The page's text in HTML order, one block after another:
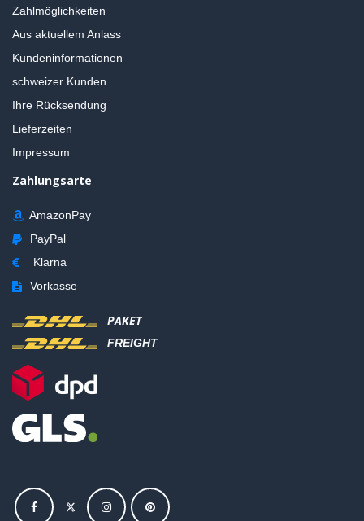
Zahlmöglichkeiten
Aus aktuellem Anlass
Kundeninformationen
schweizer Kunden
Ihre Rücksendung
Lieferzeiten
Impressum
Zahlungsarte
AmazonPay
PayPal
Klarna
Vorkasse
PAKET
FREIGHT